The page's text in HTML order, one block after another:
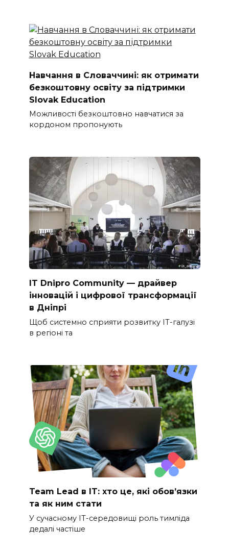
Навчання в Словаччині: як отримати
безкоштовну освіту за підтримки
Slovak Education
Можливості безкоштовно навчатися за
кордоном пропонують
IT Dnipro Community — драйвер
інновацій і цифрової трансформації
в Дніпрі
Щоб системно сприяти розвитку ІТ-галузі
в регіоні та
Team Lead в IT: хто це, які обов’язки
та як ним стати
У сучасному IT-середовищі роль тимліда
дедалі частіше